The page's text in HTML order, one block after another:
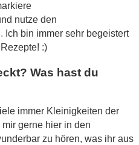
nutze den
Ich bin immer sehr begeistert
:)
Was hast du
immer Kleinigkeiten der
gerne hier in den
zu hören, was ihr aus